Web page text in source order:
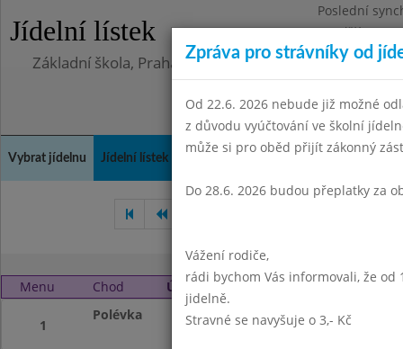
Jídelní lístek
Poslední
Pondělí
Základní škola, Praha 4, Na Líše 16
Vybrat jídelnu Jídelní lístek Kontakty a informace
Menu Chod Úterý 1. 7. 2025 (11:30 - 13:45)
1
Polévka Prázdniny
Zpráva pro strávníky od
Od 22.6. 2026 nebude již možné
z důvodu vyúčtování ve školní
může si pro oběd přijít zákonný
Do 28.6. 2026 budou přeplatky za
Vážení rodiče,
rádi bychom Vás informovali, že od
jidelně.
Stravné se navyšuje o 3,- Kč